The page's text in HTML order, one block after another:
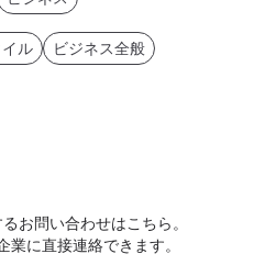
ル
ビジネス全般
お問い合わせはこちら。
業に直接連絡できます。